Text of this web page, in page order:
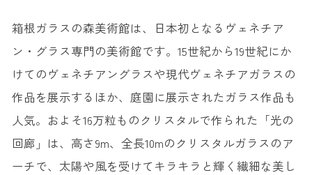
箱根ガラスの森美術館は、日本初となるヴェネチア
ン・グラス専門の美術館です。15世紀から19世紀にか
けてのヴェネチアングラスや現代ヴェネチアガラスの
作品を展示するほか、庭園に展示されたガラス作品も
人気。およそ16万粒ものクリスタルで作られた「光の
回廊」は、高さ9m、全長10mのクリスタルガラスのア
ーチで、太陽や風を受けてキラキラと輝く繊細な美し